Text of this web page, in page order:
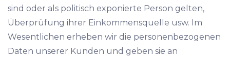
sind oder als politisch exponierte Person gelten,
Überprüfung ihrer Einkommensquelle usw. Im
Wesentlichen erheben wir die personenbezogenen
Daten unserer Kunden und geben sie an